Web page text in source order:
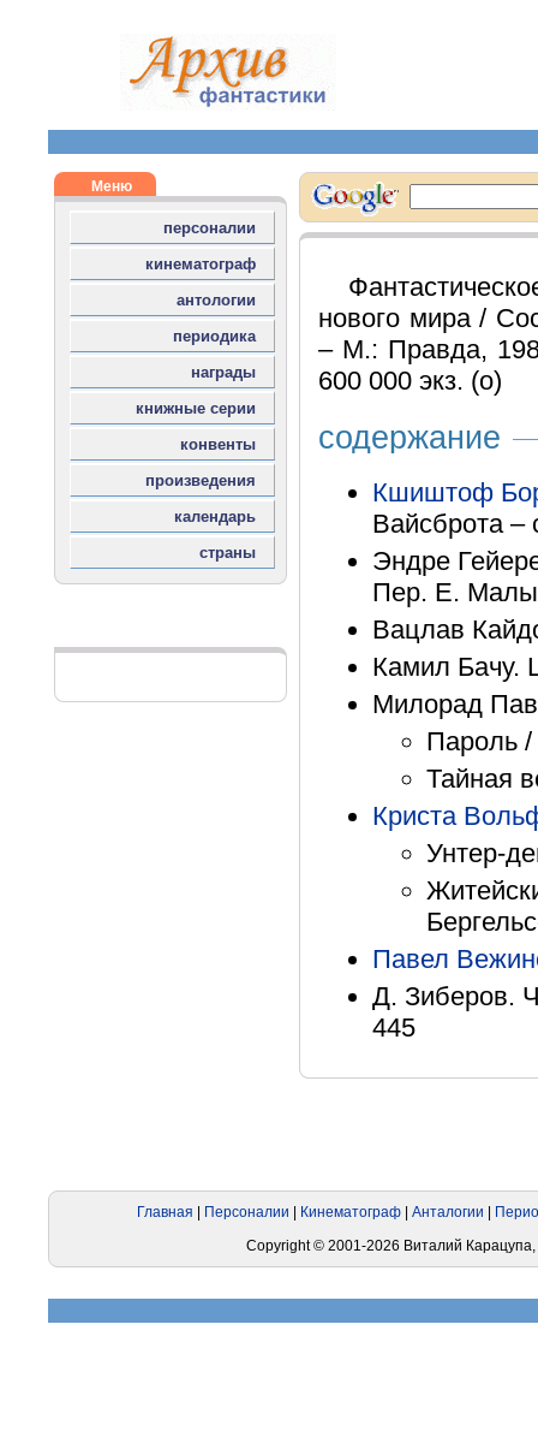
нового мира /
– М.: Правда,
600 000 экз. (о)
содержание
Кшиштоф
Вайсброта –
Эндре
Пер. Е.
Вацлав
Камил Бачу.
Милорад
Пароль /
Тайная
Криста
Унтер-
Павел
Д. Зиберов.
445